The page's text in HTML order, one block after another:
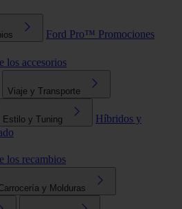
Ford Pro™ Promociones
los accesorios
Viaje y Transporte
Estilo y Tuning
Híbridos y
los recambios
y Molduras